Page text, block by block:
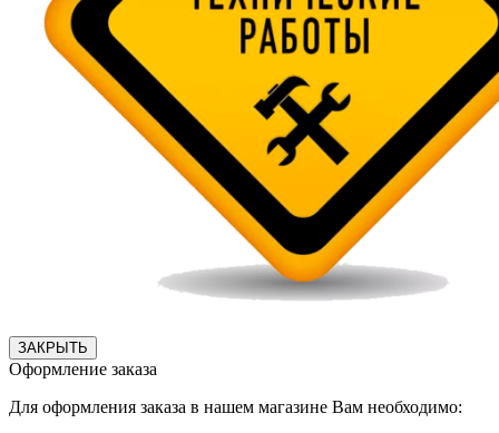
ЗАКРЫТЬ
Оформление заказа
Для оформления заказа в нашем магазине Вам необходимо: